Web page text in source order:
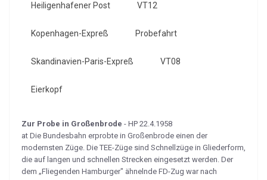
Heiligenhafener Post VT12
Kopenhagen-Expreß Probefahrt
Skandinavien-Paris-Expreß VT08
Eierkopf
Zur Probe in Großenbrode - HP 22.4.1958
at Die Bundesbahn erprobte in Großenbrode einen der
modernsten Züge. Die TEE-Züge sind Schnellzüge in Glieder­form,
die auf langen und schnellen Strecken eingesetzt werden. Der
dem „Fliegenden Hamburger" ähnelnde FD-Zug war nach